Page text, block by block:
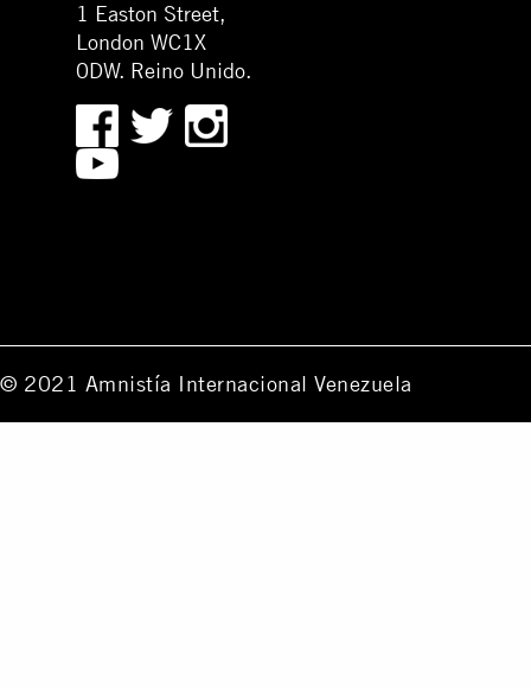
1 Easton Street,
London WC1X
0DW. Reino Unido.
© 2021 Amnistía Internacional Venezuela